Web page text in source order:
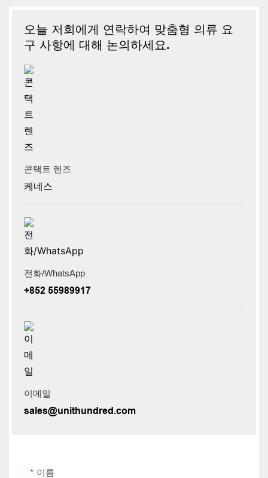
오늘 저희에게 연락하여 맞춤형 의류 요
구 사항에 대해 논의하세요.
콘택트 렌즈
케네스
전화/WhatsApp
+852 55989917
이메일
sales@unithundred.com
이름